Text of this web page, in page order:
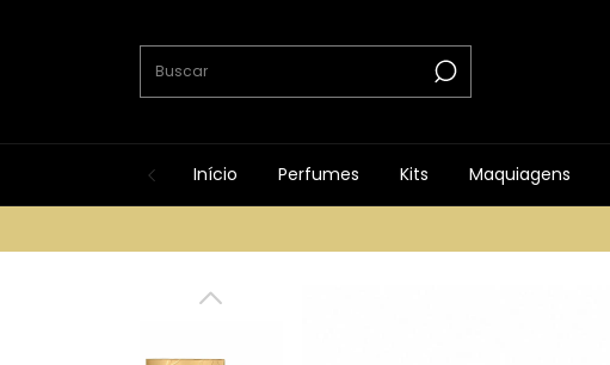
Início Perfumes Kits Maquiagens